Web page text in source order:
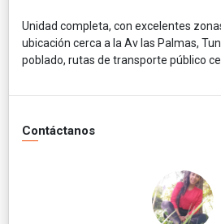
Unidad completa, con excelentes
ubicación cerca a la Av las Palmas,
poblado, rutas de transporte público
Contáctanos